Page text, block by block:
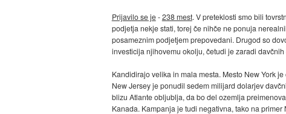
Prijavilo se je-238 mest. V preteklosti smo bili
podjetja nekje stati, torej če nihče ne ponuja
posameznim podjetjem prepovedani. Drugod so
investicija njihovemu okolju, četudi je zaradi
Kandidirajo velika in mala mesta. Mesto New York
New Jersey je ponudil sedem milijard dolarjev
blizu Atlante obljublja, da bo del ozemlja
Kanada. Kampanja je tudi negativna, tako na